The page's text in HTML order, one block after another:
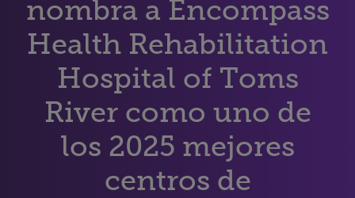
o
a
o
Pacientes y cuidadores
Recursos de salud
Acerca de nosotros
Buscar un centro
nombra a Encompass
Health Rehabilitation
Hospital of Toms
River como uno de
los 2025 mejores
centros de